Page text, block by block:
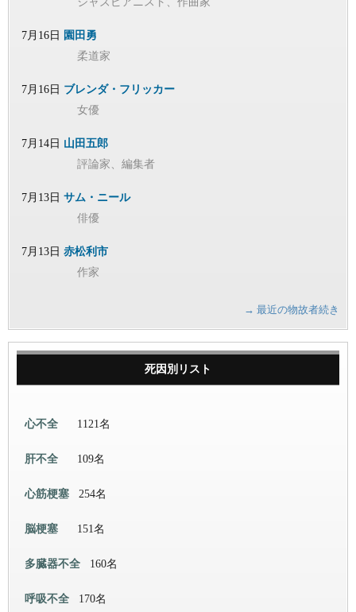
7月16日 園田勇
柔道家
7月16日 ブレンダ・フリッカー
女優
7月14日 山田五郎
評論家、編集者
7月13日 サム・ニール
俳優
7月13日 赤松利市
作家
→ 最近の物故者続き
死因別リスト
心不全 1121名
肝不全 109名
心筋梗塞 254名
脳梗塞 151名
多臓器不全 160名
呼吸不全 170名